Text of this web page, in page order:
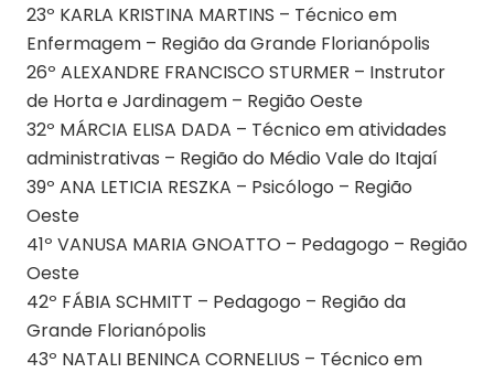
23º KARLA KRISTINA MARTINS – Técnico em
Enfermagem – Região da Grande Florianópolis
26º ALEXANDRE FRANCISCO STURMER – Instrutor
de Horta e Jardinagem – Região Oeste
32º MÁRCIA ELISA DADA – Técnico em atividades
administrativas – Região do Médio Vale do Itajaí
39º ANA LETICIA RESZKA – Psicólogo – Região
Oeste
41º VANUSA MARIA GNOATTO – Pedagogo – Região
Oeste
42º FÁBIA SCHMITT – Pedagogo – Região da
Grande Florianópolis
43º NATALI BENINCA CORNELIUS – Técnico em